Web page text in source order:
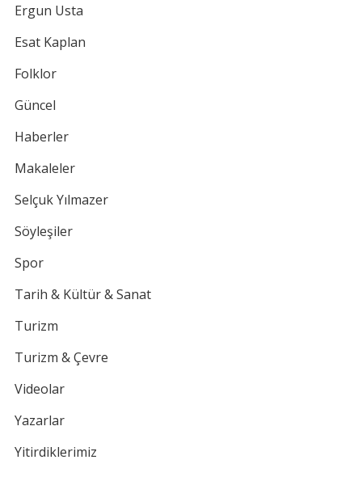
Ergun Usta
Esat Kaplan
Folklor
Güncel
Haberler
Makaleler
Selçuk Yılmazer
Söyleşiler
Spor
Tarih & Kültür & Sanat
Turizm
Turizm & Çevre
Videolar
Yazarlar
Yitirdiklerimiz